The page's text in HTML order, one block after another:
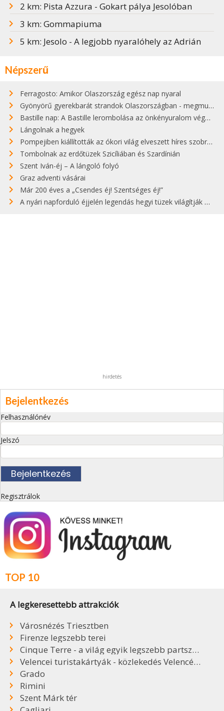
2 km: Pista Azzura - Gokart pálya Jesolóban
3 km: Gommapiuma
5 km: Jesolo - A legjobb nyaralóhely az Adrián
Népszerű
Ferragosto: Amikor Olaszország egész nap nyaral
Gyönyörű gyerekbarát strandok Olaszországban - megmutatjuk a 15 legjobbat
Bastille nap: A Bastille lerombolása az önkényuralom végét jelentette
Lángolnak a hegyek
Pompejiben kiállították az ókori világ elveszett híres szobrának másolatát
Tombolnak az erdőtüzek Szicíliában és Szardínián
Szent Iván-éj – A lángoló folyó
Graz adventi vásárai
Már 200 éves a „Csendes éj! Szentséges éj!”
A nyári napforduló éjjelén legendás hegyi tüzek világítják meg Zugspitzét
hirdetés
Bejelentkezés
Felhasználónév
Jelszó
Regisztrálok
TOP 10
A legkeresettebb attrakciók
Városnézés Triesztben
Firenze legszebb terei
Cinque Terre - a világ egyik legszebb partszakasza
Velencei turistakártyák - közlekedés Velencében
Grado
Rimini
Szent Márk tér